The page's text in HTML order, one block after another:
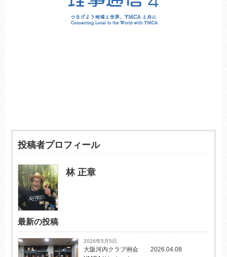
投稿者プロフィール
林 正章
最新の投稿
2026年5月5日
大阪河内クラブ例会 2026.04.08